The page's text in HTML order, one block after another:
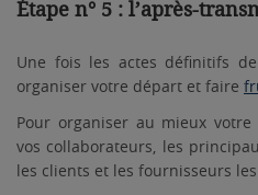
Étape n° 5 : l’après-
Une fois les actes définitifs
organiser votre départ et faire
Pour organiser au mieux
vos collaborateurs, les
les clients et les fournisseurs